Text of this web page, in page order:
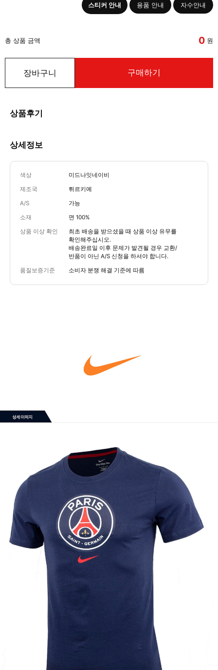
스티커 안내 용품 안내 자수안내
총 상품 금액 0 원
장바구니 구매하기
상품후기
상세정보
색상 미드나잇네이비
제조국 튀르키예
A/S 가능
소재 면 100%
상품 이상 확인
최초 배송을 받으셨을 때 상품 이상 유무를
확인해주십시오.
배송완료일 이후 문제가 발견될 경우 교환/
반품이 아닌 A/S 신청을 하셔야 합니다.
품질보증기준 소비자 분쟁 해결 기준에 따름